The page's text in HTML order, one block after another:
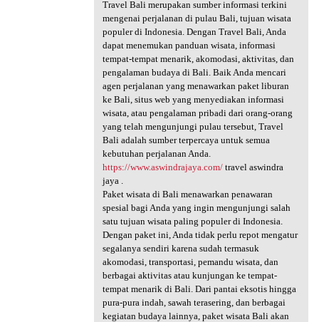
Travel Bali merupakan sumber informasi terkini
mengenai perjalanan di pulau Bali, tujuan wisata
populer di Indonesia. Dengan Travel Bali, Anda
dapat menemukan panduan wisata, informasi
tempat-tempat menarik, akomodasi, aktivitas, dan
pengalaman budaya di Bali. Baik Anda mencari
agen perjalanan yang menawarkan paket liburan
ke Bali, situs web yang menyediakan informasi
wisata, atau pengalaman pribadi dari orang-orang
yang telah mengunjungi pulau tersebut, Travel
Bali adalah sumber terpercaya untuk semua
kebutuhan perjalanan Anda.
https://www.aswindrajaya.com/travel aswindra
jaya .
Paket wisata di Bali menawarkan penawaran
spesial bagi Anda yang ingin mengunjungi salah
satu tujuan wisata paling populer di Indonesia.
Dengan paket ini, Anda tidak perlu repot mengatur
segalanya sendiri karena sudah termasuk
akomodasi, transportasi, pemandu wisata, dan
berbagai aktivitas atau kunjungan ke tempat-
tempat menarik di Bali. Dari pantai eksotis hingga
pura-pura indah, sawah terasering, dan berbagai
kegiatan budaya lainnya, paket wisata Bali akan